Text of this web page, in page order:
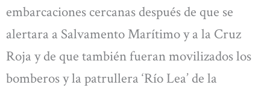
embarcaciones cercanas después de que se
alertara a Salvamento Marítimo y a la Cruz
Roja y de que también fueran movilizados los
bomberos y la patrullera ‘Río Lea’ de la